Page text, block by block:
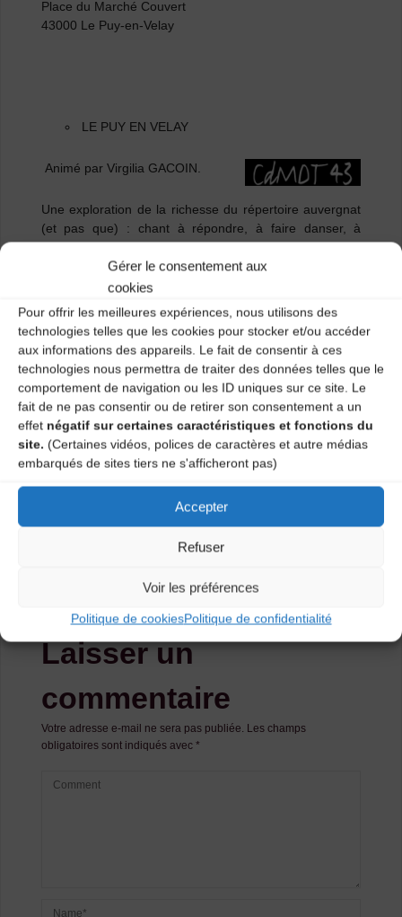
Gérer le consentement aux
cookies
Pour offrir les meilleures expériences, nous utilisons des
technologies telles que les cookies pour stocker et/ou accéder
aux informations des appareils. Le fait de consentir à ces
technologies nous permettra de traiter des données telles que le
comportement de navigation ou les ID uniques sur ce site. Le
fait de ne pas consentir ou de retirer son consentement a un
effet négatif sur certaines caractéristiques et fonctions du
site. (Certaines vidéos, polices de caractères et autre médias
embarqués de sites tiers ne s'afficheront pas)
Accepter
Refuser
Voir les préférences
Politique de cookiesPolitique de confidentialité
Place du Marché Couvert
43000 Le Puy-en-Velay
LE PUY EN VELAY
Animé par Virgilia GACOIN.
Une exploration de la richesse du répertoire auvergnat
(et pas que) : chant à répondre, à faire danser, à
raconter…
Le P’tit Café, 25 place du Marché couvert – 1 lundi par
mois de 19H30 à 21H. Tous niveaux.
Renseignements : 04 71 02 92 53 /
cdmdt43.mail@gmail.com
Catégories
Agenda
Laisser un
commentaire
Votre adresse e-mail ne sera pas publiée. Les champs
obligatoires sont indiqués avec *